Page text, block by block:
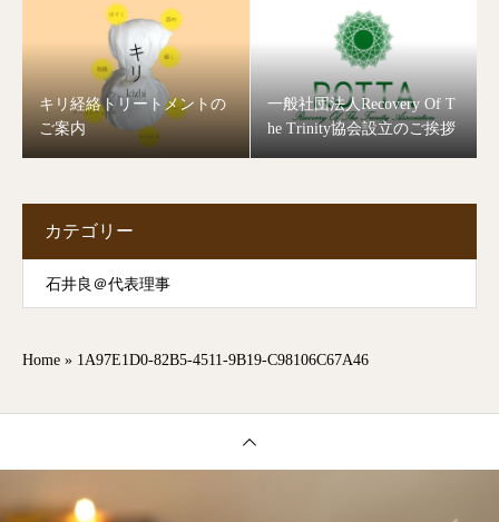
キリ経絡トリートメントの
ご案内
一般社団法人Recovery Of T
he Trinity協会設立のご挨拶
カテゴリー
石井良＠代表理事
Home » 1A97E1D0-82B5-4511-9B19-C98106C67A46